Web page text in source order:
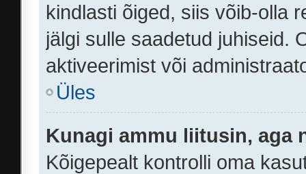
kindlasti õiged, siis võib-olla
jälgi sulle saadetud juhiseid.
aktiveerimist või
Üles
Kunagi ammu liitusin, aga
Kõigepealt kontrolli oma